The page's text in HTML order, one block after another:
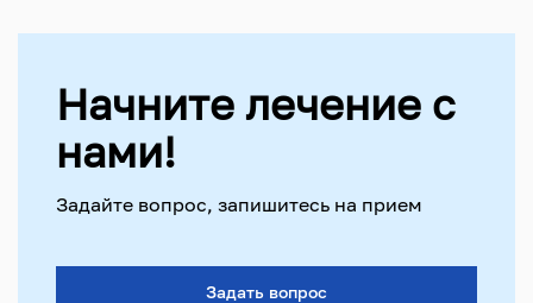
Начните лечение с
нами!
Задайте вопрос, запишитесь на прием
Задать вопрос